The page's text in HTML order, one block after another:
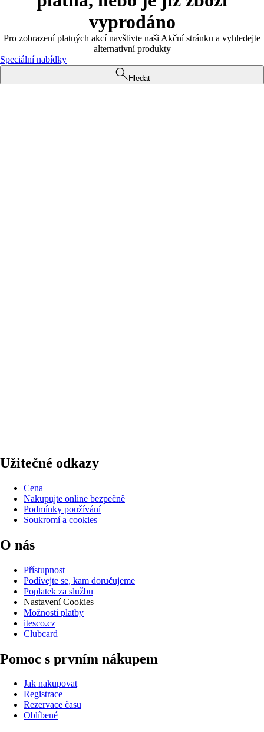
vyprodáno
Pro zobrazení platných akcí navštivte naši Akční stránku a vyhledejte
alternativní produkty
Speciální nabídky
Hledat
Užitečné odkazy
Cena
Nakupujte online bezpečně
Podmínky používání
Soukromí a cookies
O nás
Přístupnost
Podívejte se, kam doručujeme
Poplatek za službu
Nastavení Cookies
Možnosti platby
itesco.cz
Clubcard
Pomoc s prvním nákupem
Jak nakupovat
Registrace
Rezervace času
Oblíbené